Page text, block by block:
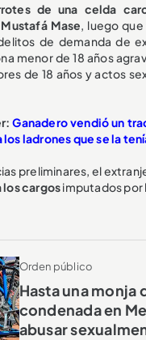
de una celda
Mase, luego
de demanda de
menor de 18 años
de 18 años y actos
Ganadero vendió un
ladrones que se la
preliminares, el
los cargosimputados por
Orden público
Hasta una monja
condenada en
abusar